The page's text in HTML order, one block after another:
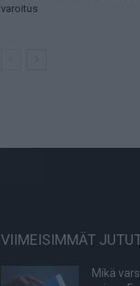
varoitus
VIIMEISIMMÄT
Mikä